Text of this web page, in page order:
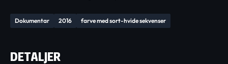
Dokumentar 2016 farve med sort-hvide sekvenser
DETALJER